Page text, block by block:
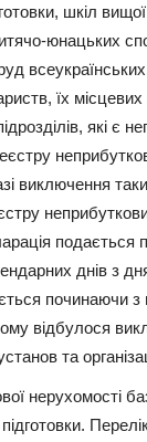
шкіл
юнацьких
їх місцевих
які є
виключення
днів з
починаючи з
відбулося
та
нерухомості
підготовки.